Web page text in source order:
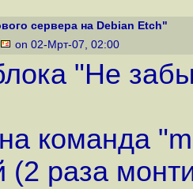
сервера на Debian Etch"
on 02-Мрт-07, 02:00
"Не
команда
раза